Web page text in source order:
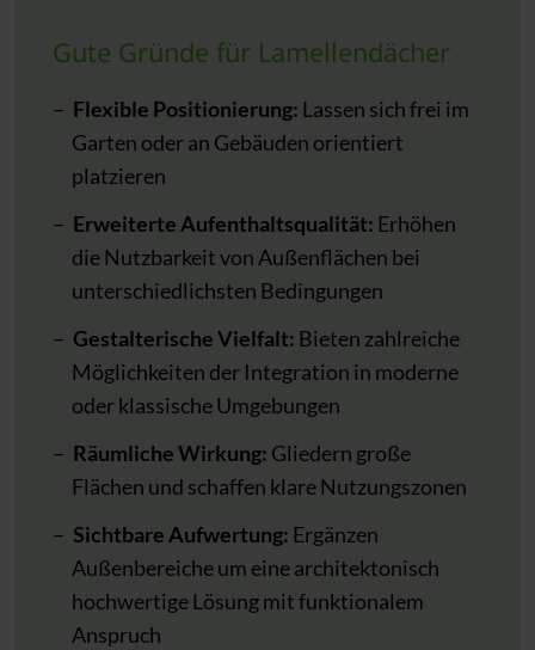
Gute Gründe für Lamellendächer
Flexible Positionierung: Lassen sich frei im
Garten oder an Gebäuden orientiert
platzieren
Erweiterte Aufenthaltsqualität: Erhöhen
die Nutzbarkeit von Außenflächen bei
unterschiedlichsten Bedingungen
Gestalterische Vielfalt: Bieten zahlreiche
Möglichkeiten der Integration in moderne
oder klassische Umgebungen
Räumliche Wirkung: Gliedern große
Flächen und schaffen klare Nutzungszonen
Sichtbare Aufwertung: Ergänzen
Außenbereiche um eine architektonisch
hochwertige Lösung mit funktionalem
Anspruch